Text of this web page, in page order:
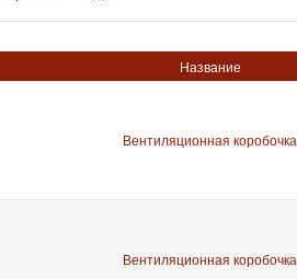
Название
Вентиляционная коробочка
Вентиляционная коробочка